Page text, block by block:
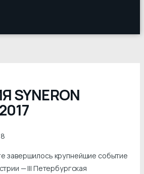
завершилось крупнейшие событие
— III Петербургская